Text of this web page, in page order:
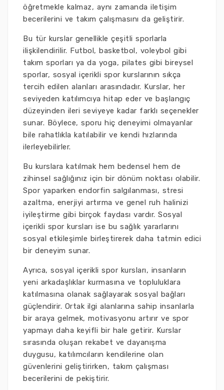
öğretmekle kalmaz, aynı zamanda iletişim
becerilerini ve takım çalışmasını da geliştirir.
Bu tür kurslar genellikle çeşitli sporlarla
ilişkilendirilir. Futbol, basketbol, voleybol gibi
takım sporları ya da yoga, pilates gibi bireysel
sporlar, sosyal içerikli spor kurslarının sıkça
tercih edilen alanları arasındadır. Kurslar, her
seviyeden katılımcıya hitap eder ve başlangıç
düzeyinden ileri seviyeye kadar farklı seçenekler
sunar. Böylece, sporu hiç deneyimi olmayanlar
bile rahatlıkla katılabilir ve kendi hızlarında
ilerleyebilirler.
Bu kurslara katılmak hem bedensel hem de
zihinsel sağlığınız için bir dönüm noktası olabilir.
Spor yaparken endorfin salgılanması, stresi
azaltma, enerjiyi artırma ve genel ruh halinizi
iyileştirme gibi birçok faydası vardır. Sosyal
içerikli spor kursları ise bu sağlık yararlarını
sosyal etkileşimle birleştirerek daha tatmin edici
bir deneyim sunar.
Ayrıca, sosyal içerikli spor kursları, insanların
yeni arkadaşlıklar kurmasına ve topluluklara
katılmasına olanak sağlayarak sosyal bağları
güçlendirir. Ortak ilgi alanlarına sahip insanlarla
bir araya gelmek, motivasyonu artırır ve spor
yapmayı daha keyifli bir hale getirir. Kurslar
sırasında oluşan rekabet ve dayanışma
duygusu, katılımcıların kendilerine olan
güvenlerini geliştirirken, takım çalışması
becerilerini de pekiştirir.